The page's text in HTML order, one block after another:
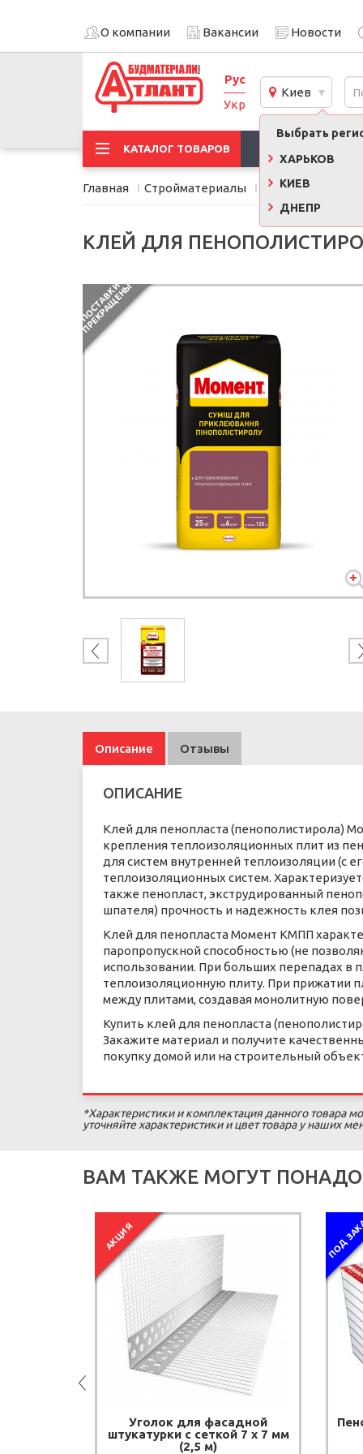
О компании Вакансии Новости
Рус
Укр
Киев
Выбрать
ХАРЬКОВ
КИЕВ
ДНЕПР
КАТАЛОГ ТОВАРОВ
Главная Стройматериалы Сухие смеси, клеи
КЛЕЙ ДЛЯ
П
О
С
Т
А
В
К
И
П
Р
Е
К
Р
А
Щ
Е
Н
Ы
Описание Отзывы
ОПИСАНИЕ
Клей для пенопласта (пенополистирола)
крепления теплоизоляционных плит из
для систем внутренней теплоизоляции (с
теплоизоляционных систем.
также пенопласт, экструдированный
шпателя) прочность и надежность клея
Клей для пенопласта Момент КМПП
паропропускной способностью (не
использовании. При больших перепадах в
теплоизоляционную плиту. При прижатии
между плитами, создавая монолитную
Купить клей для пенопласта
Закажите материал и получите
покупку домой или на строительный
*Характеристики и комплектация данного товара
уточняйте характеристики и цвет товара у наших
ВАМ ТАКЖЕ МОГУТ
АКЦИЯ
Уголок для фасадной
штукатурки с сеткой 7 х 7 мм
(2,5 м)
ПОД